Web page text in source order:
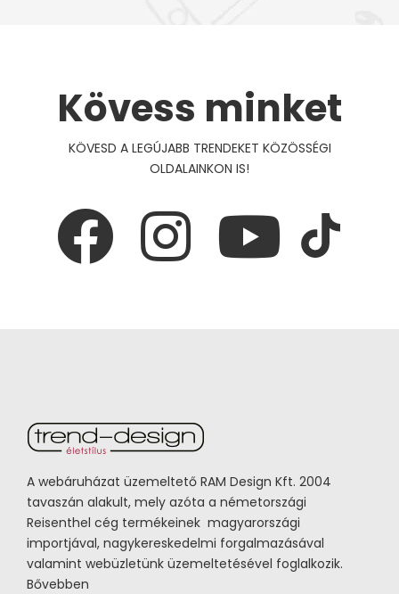
Kövess minket
KÖVESD A LEGÚJABB TRENDEKET KÖZÖSSÉGI
OLDALAINKON IS!
A webáruházat üzemeltető RAM Design Kft. 2004
tavaszán alakult, mely azóta a németországi
Reisenthel cég termékeinek magyarországi
importjával, nagykereskedelmi forgalmazásával
valamint webüzletünk üzemeltetésével foglalkozik.
Bővebben